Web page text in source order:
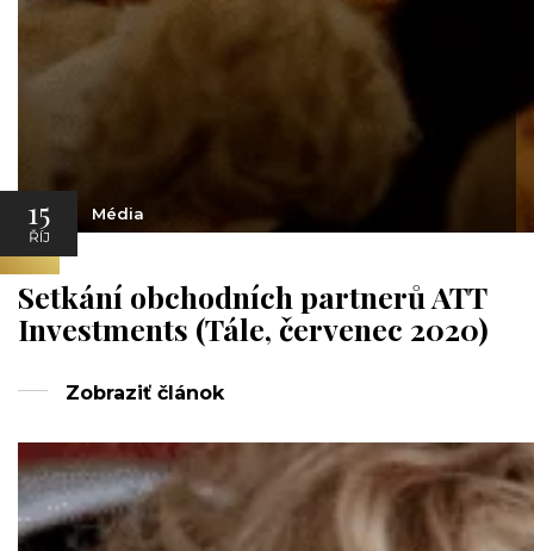
15
ŘÍJ
Média
Setkání obchodních partnerů ATT
Investments (Tále, červenec 2020)
Zobraziť článok